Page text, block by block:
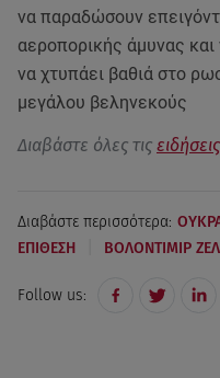
να παραδώσουν
αεροπορικής άμυνας
να χτυπάει βαθιά στο
μεγάλου βεληνεκούς
Διαβάστε όλες τις ειδήσεις
Διαβάστε περισσότερα:
ΕΠΙΘΕΣΗ ΒΟΛΟΝΤΙΜΙΡ
Follow us: